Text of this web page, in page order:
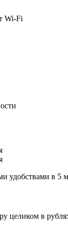
Wi-Fi
удобствами в
целиком в